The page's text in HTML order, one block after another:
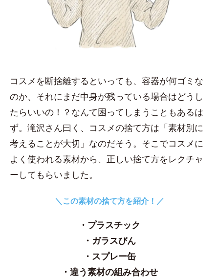
コスメを断捨離するといっても、容器が何ゴミな
のか、それにまだ中身が残っている場合はどうし
たらいいの！？なんて困ってしまうこともあるは
ず。滝沢さん曰く、コスメの捨て方は「素材別に
考えることが大切」なのだそう。そこでコスメに
よく使われる素材から、正しい捨て方をレクチャ
ーしてもらいました。
＼この素材の捨て方を紹介！／
・プラスチック
・ガラスびん
・スプレー缶
・違う素材の組み合わせ